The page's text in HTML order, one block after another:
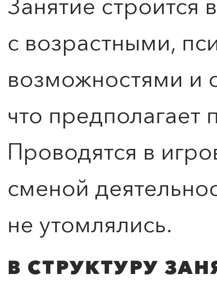
Занятие строится
с возрастными,
возможностями и
что предполагает
Проводятся в
сменой
не утомлялись.
В СТРУКТУРУ